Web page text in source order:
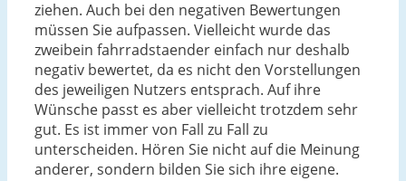
ziehen. Auch bei den negativen Bewertungen
müssen Sie aufpassen. Vielleicht wurde das
zweibein fahrradstaender einfach nur deshalb
negativ bewertet, da es nicht den Vorstellungen
des jeweiligen Nutzers entsprach. Auf ihre
Wünsche passt es aber vielleicht trotzdem sehr
gut. Es ist immer von Fall zu Fall zu
unterscheiden. Hören Sie nicht auf die Meinung
anderer, sondern bilden Sie sich ihre eigene.